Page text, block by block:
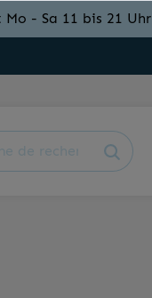
- Sa 11 bis 21 Uhr